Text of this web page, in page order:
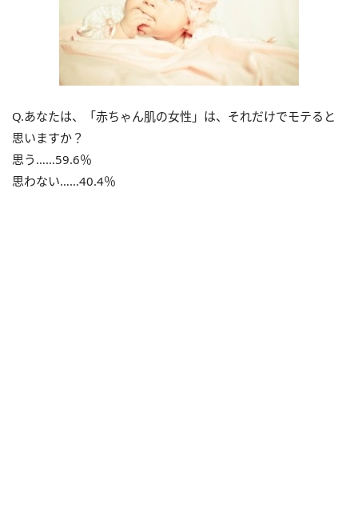
Q.あなたは、「赤ちゃん肌の女性」は、それだけでモテると
思いますか？
思う……59.6％
思わない……40.4％